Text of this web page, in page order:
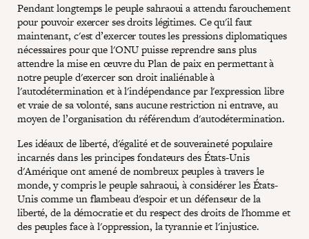
Pendant longtemps le peuple sahraoui a attendu farouchement
pour pouvoir exercer ses droits légitimes. Ce qu'il faut
maintenant, c'est d’exercer toutes les pressions diplomatiques
nécessaires pour que l'ONU puisse reprendre sans plus
attendre la mise en œuvre du Plan de paix en permettant à
notre peuple d'exercer son droit inaliénable à
l'autodétermination et à l'indépendance par l'expression libre
et vraie de sa volonté, sans aucune restriction ni entrave, au
moyen de l’organisation du référendum d'autodétermination.
Les idéaux de liberté, d'égalité et de souveraineté populaire
incarnés dans les principes fondateurs des États-Unis
d'Amérique ont amené de nombreux peuples à travers le
monde, y compris le peuple sahraoui, à considérer les États-
Unis comme un flambeau d'espoir et un défenseur de la
liberté, de la démocratie et du respect des droits de l'homme et
des peuples face à l'oppression, la tyrannie et l'injustice.